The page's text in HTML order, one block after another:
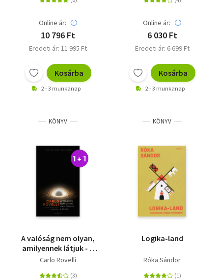
Vasas Gizella
Online ár:
10 796 Ft
Eredeti ár: 11 995 Ft
Kosárba
2 - 3 munkanap
Online ár:
6 030 Ft
Eredeti ár: 6 699 Ft
Kosárba
2 - 3 munkanap
KÖNYV
1 + 1
A valóság nem olyan,
amilyennek látjuk - A
dolgok elemi
Carlo Rovelli
KÖNYV
Logika-land
Róka Sándor